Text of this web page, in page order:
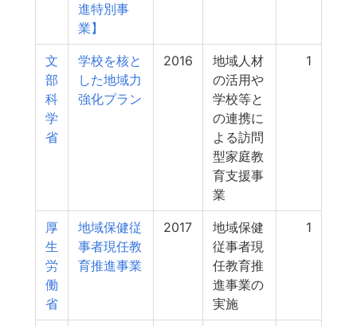
進特別事
業】
文
部
科
学
省
学校を核と
した地域力
強化プラン
2016
地域人材
の活用や
学校等と
の連携に
よる訪問
型家庭教
育支援事
業
1
厚
生
労
働
省
地域保健従
事者現任教
育推進事業
2017
地域保健
従事者現
任教育推
進事業の
実施
1